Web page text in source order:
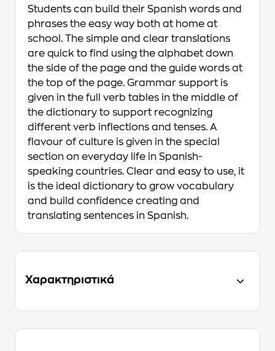
Students can build their Spanish words and
phrases the easy way both at home at
school. The simple and clear translations
are quick to find using the alphabet down
the side of the page and the guide words at
the top of the page. Grammar support is
given in the full verb tables in the middle of
the dictionary to support recognizing
different verb inflections and tenses. A
flavour of culture is given in the special
section on everyday life in Spanish-
speaking countries. Clear and easy to use, it
is the ideal dictionary to grow vocabulary
and build confidence creating and
translating sentences in Spanish.
Χαρακτηριστικά